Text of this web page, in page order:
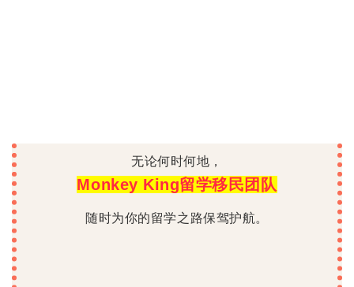
无论何时何地，
Monkey King留学移民团队
随时为你的留学之路保驾护航。